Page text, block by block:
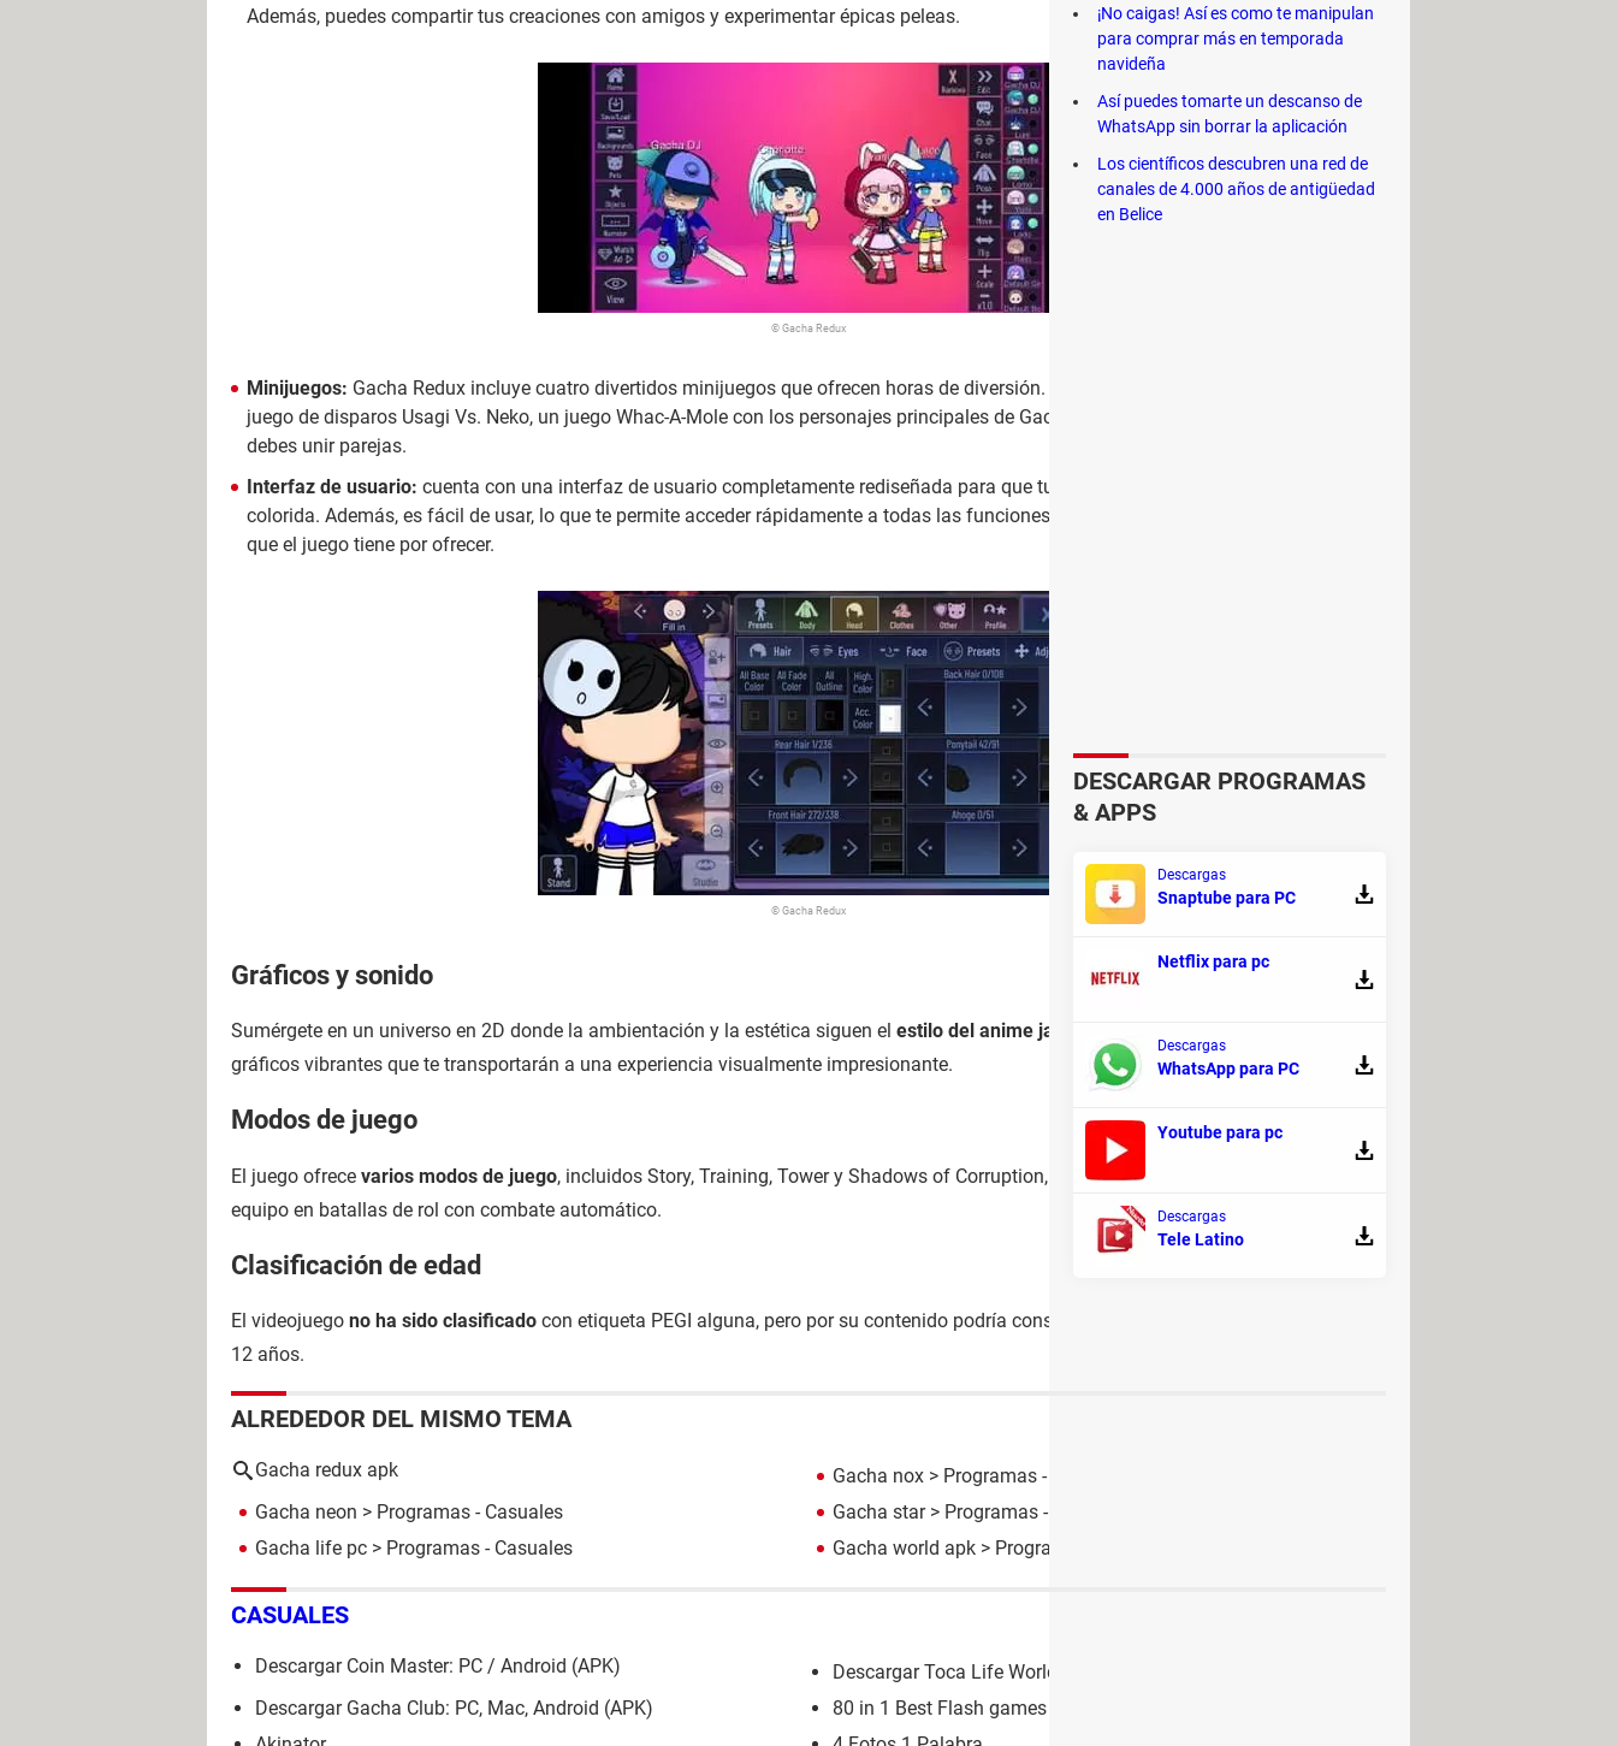
Además, puedes compartir tus creaciones con amigos y experimentar épicas peleas.
© Gacha Redux
Minijuegos: Gacha Redux incluye cuatro divertidos minijuegos que ofrecen horas de diversión. Estos incluyen batallas de baile, un
juego de disparos Usagi Vs. Neko, un juego Whac-A-Mole con los personajes principales de Gacha Redux y uno de memoria en el que
debes unir parejas.
Interfaz de usuario: cuenta con una interfaz de usuario completamente rediseñada para que tu experiencia sea más llamativa y
colorida. Además, es fácil de usar, lo que te permite acceder rápidamente a todas las funciones de Gacha Redux y disfrutar de todo lo
que el juego tiene por ofrecer.
© Gacha Redux
Gráficos y sonido
Sumérgete en un universo en 2D donde la ambientación y la estética siguen el estilo del anime japonés
gráficos vibrantes que te transportarán a una experiencia visualmente impresionante.
Modos de juego
El juego ofrece varios modos de juego, incluidos Story, Training, Tower y Shadows of Corruption, en los que lucharás con tu propio
equipo en batallas de rol con combate automático.
Clasificación de edad
El videojuego no ha sido clasificado con etiqueta PEGI alguna, pero por su contenido podría considerarse apto para mayores de
12 años.
ALREDEDOR DEL MISMO TEMA
Gacha redux apk Gacha nox > Programas - Casuales
Gacha neon > Programas - Casuales Gacha star> Programas - Casuales
Gacha life pc > Programas - Casuales Gacha world apk > Programas - Casuales
CASUALES
Descargar Coin Master: PC / Android (APK)
Descargar Toca Life World: PC / Android (APK)
Descargar Gacha Club: PC, Mac, Android (APK)
80 in 1 Best Flash games
¡No caigas! Así es como te manipulan
para comprar más en temporada
navideña
Así puedes tomarte un descanso de
WhatsApp sin borrar la aplicación
Los científicos descubren una red de
canales de 4.000 años de antigüedad
en Belice
DESCARGAR PROGRAMAS
& APPS
Descargas
Snaptube para PC
Netflix para pc
Descargas
WhatsApp para PC
Youtube para pc
Descargas
Tele Latino